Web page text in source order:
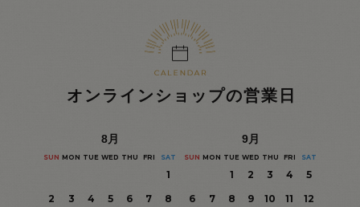
オンラインショップの営業日
8月
SUN MON TUE WED THU FRI SAT
1
2
3 4 5 6 7
8
9月
SUN MON TUE WED THU FRI SAT
1 2 3 4
5
6
7 8 9 10 11
12